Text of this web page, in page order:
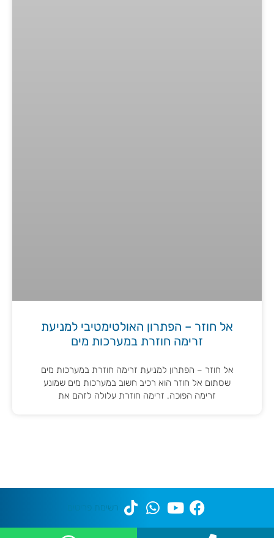
אל חוזר – הפתרון האולטימטיבי למניעת
זרימה חוזרת במערכות מים
אל חוזר – הפתרון למניעת זרימה חוזרת במערכות מים
שסתום אל חוזר הוא רכיב חשוב במערכות מים שמונע
זרימה הפוכה. זרימה חוזרת עלולה לזהם את
רשימת פריטים